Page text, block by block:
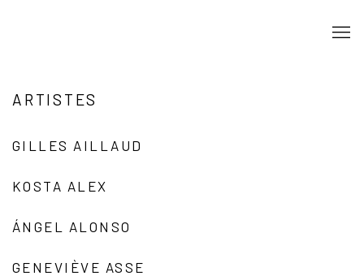
ARTISTES
GILLES AILLAUD
KOSTA ALEX
ÁNGEL ALONSO
GENEVIÈVE ASSE